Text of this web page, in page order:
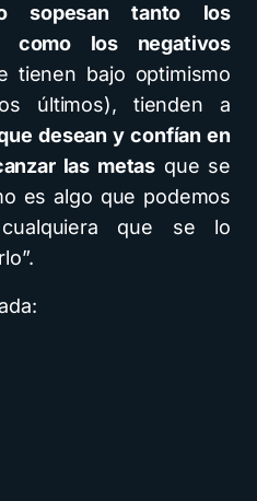
sopesan tanto los
como los negativos
tienen bajo optimismo
últimos), tienden a
desean y confían en
las metas que se
es algo que podemos
que se lo